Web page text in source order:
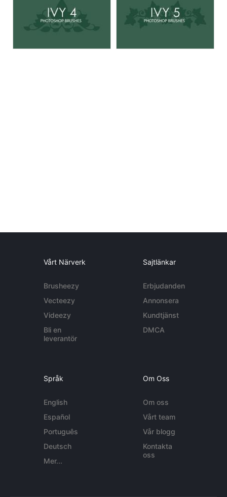
Vårt Närverk
Brusheezy
Vecteezy
Videezy
Bli en
leverantör
Sajtlänkar
Erbjudanden
Annonsera
Kundtjänst
DMCA
Språk
English
Español
Português
Deutsch
Mer...
Om Oss
Om oss
Vårt team
Vår blogg
Kontakta
oss